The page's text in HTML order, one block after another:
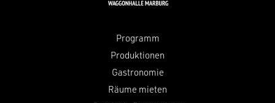
Programm
Produktionen
Gastronomie
Räume mieten